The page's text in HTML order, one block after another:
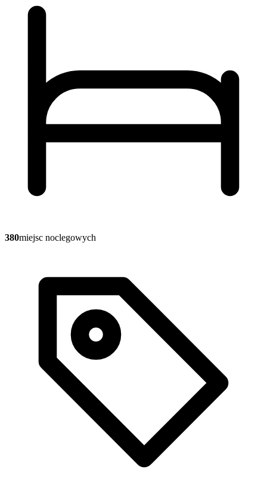
380miejsc noclegowych